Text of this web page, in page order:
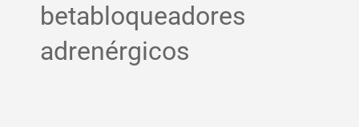
betabloqueadores
adrenérgicos